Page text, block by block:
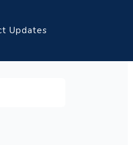
Updates